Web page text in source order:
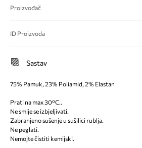
Proizvođač
ID Proizvoda
Sastav
75% Pamuk, 23% Poliamid, 2% Elastan
Prati na max 30°C..
Ne smije se izbjeljivati.
Zabranjeno sušenje u sušilici rublja.
Ne peglati.
Nemojte čistiti kemijski.